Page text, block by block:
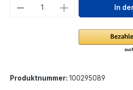
Produkt Anzahl: GibIn
Produktnummer: 100295089